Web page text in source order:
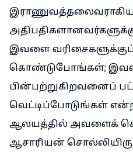
இராணுவத்தலைவராகிய
இவளை வரிசைகளுக்குப்
கொண்டுபோங்கள்;
பின்பற்றுகிறவனைப்
வெட்டிப்போடுங்கள்
ஆலயத்தில் அவளைக்
ஆசாரியன்